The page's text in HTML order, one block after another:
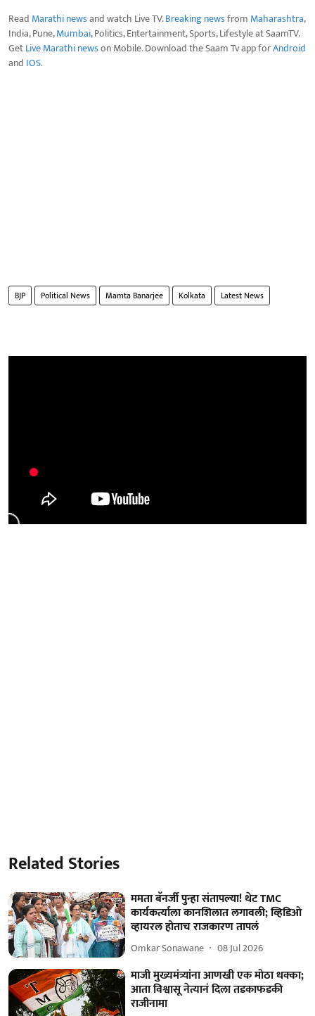
Read Marathi newsand watch Live TV.Breaking newsfrom Maharashtra,
India, Pune,Mumbai, Politics, Entertainment, Sports, Lifestyle at SaamTV.
GetLive Marathi newson Mobile. Download the Saam Tv app forAndroid
and IOS.
BJP Political News Mamta Banarjee Kolkata Latest News
Related Stories
ममता बॅनर्जी पुन्हा संतापल्या! थेट TMC
कार्यकर्त्याला कानशिलात लगावली; व्हिडिओ
व्हायरल होताच राजकारण तापलं
Omkar Sonawane 08 Jul 2026
माजी मुख्यमंत्र्यांना आणखी एक मोठा धक्का;
आता विश्वासू नेत्यानं दिला तडकाफडकी
राजीनामा